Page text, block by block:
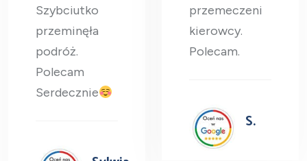
Szybciutko
przeminęła
podróż.
Polecam
Serdecznie
przemeczeni
kierowcy.
Polecam.
S.